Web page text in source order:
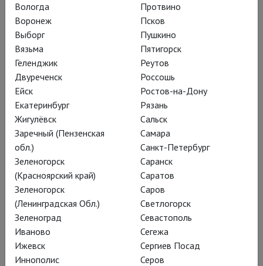
Впервые нестандартный
путешествующий по
дорогам памяти и
искусства, был показан в
программе Каннского
фестиваля «Каннская
классика», чествующей
богов кинематографа.
Гойя, родись он на двести
лет позднее, непременно
бы среди них оказался.
Вологда
Воронеж
Выборг
Вязьма
Геленджик
Двуреченск
Ейск
Екатеринбург
Жигулёвск
Заречный (Пензенская
обл.)
Зеленогорск
(Красноярский край)
Зеленогорск
(Ленинградская Обл.)
Зеленоград
Иваново
Ижевск
Иннополис
Протвино
Псков
Пушкино
Пятигорск
Реутов
Россошь
Ростов-на-Дону
Рязань
Сальск
Самара
Санкт-Петербург
Саранск
Саратов
Саров
Светлогорск
Севастополь
Сегежа
Сергиев Посад
Серов